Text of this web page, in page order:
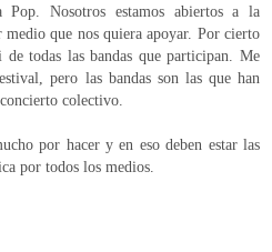
Pop. Nosotros estamos abiertos a la
que nos quiera apoyar. Por cierto
todas las bandas que participan. Me
pero las bandas son las que han
colectivo.
por hacer y en eso deben estar las
por todos los medios.